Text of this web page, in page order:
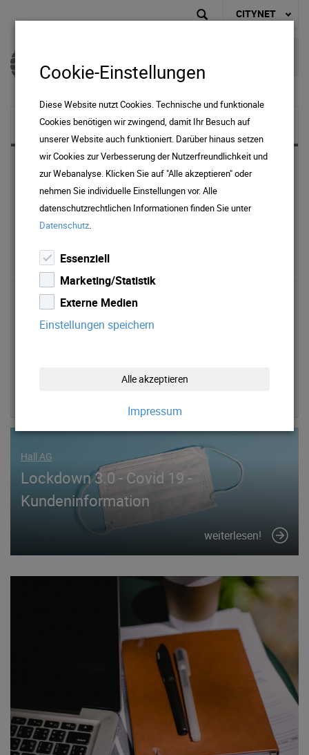
CITYNET
Hall AG
Lockdown 3.0 - Covid 19 -
Kundeninformation
weiterlesen!
NEWS & MEDIA
News 2025
News 2024
News 2023
News 2022
News 2021
News 2020
Cookie-Einstellungen
Diese Website nutzt Cookies. Technische und funktionale
Cookies benötigen wir zwingend, damit Ihr Besuch auf
unserer Website auch funktioniert. Darüber hinaus setzen
wir Cookies zur Verbesserung der Nutzerfreundlichkeit und
zur Webanalyse. Klicken Sie auf "Alle akzeptieren" oder
nehmen Sie individuelle Einstellungen vor. Alle
datenschutzrechtlichen Informationen finden Sie unter
Datenschutz.
Essenziell
Marketing/Statistik
Externe Medien
Einstellungen speichern
Alle akzeptieren
Impressum